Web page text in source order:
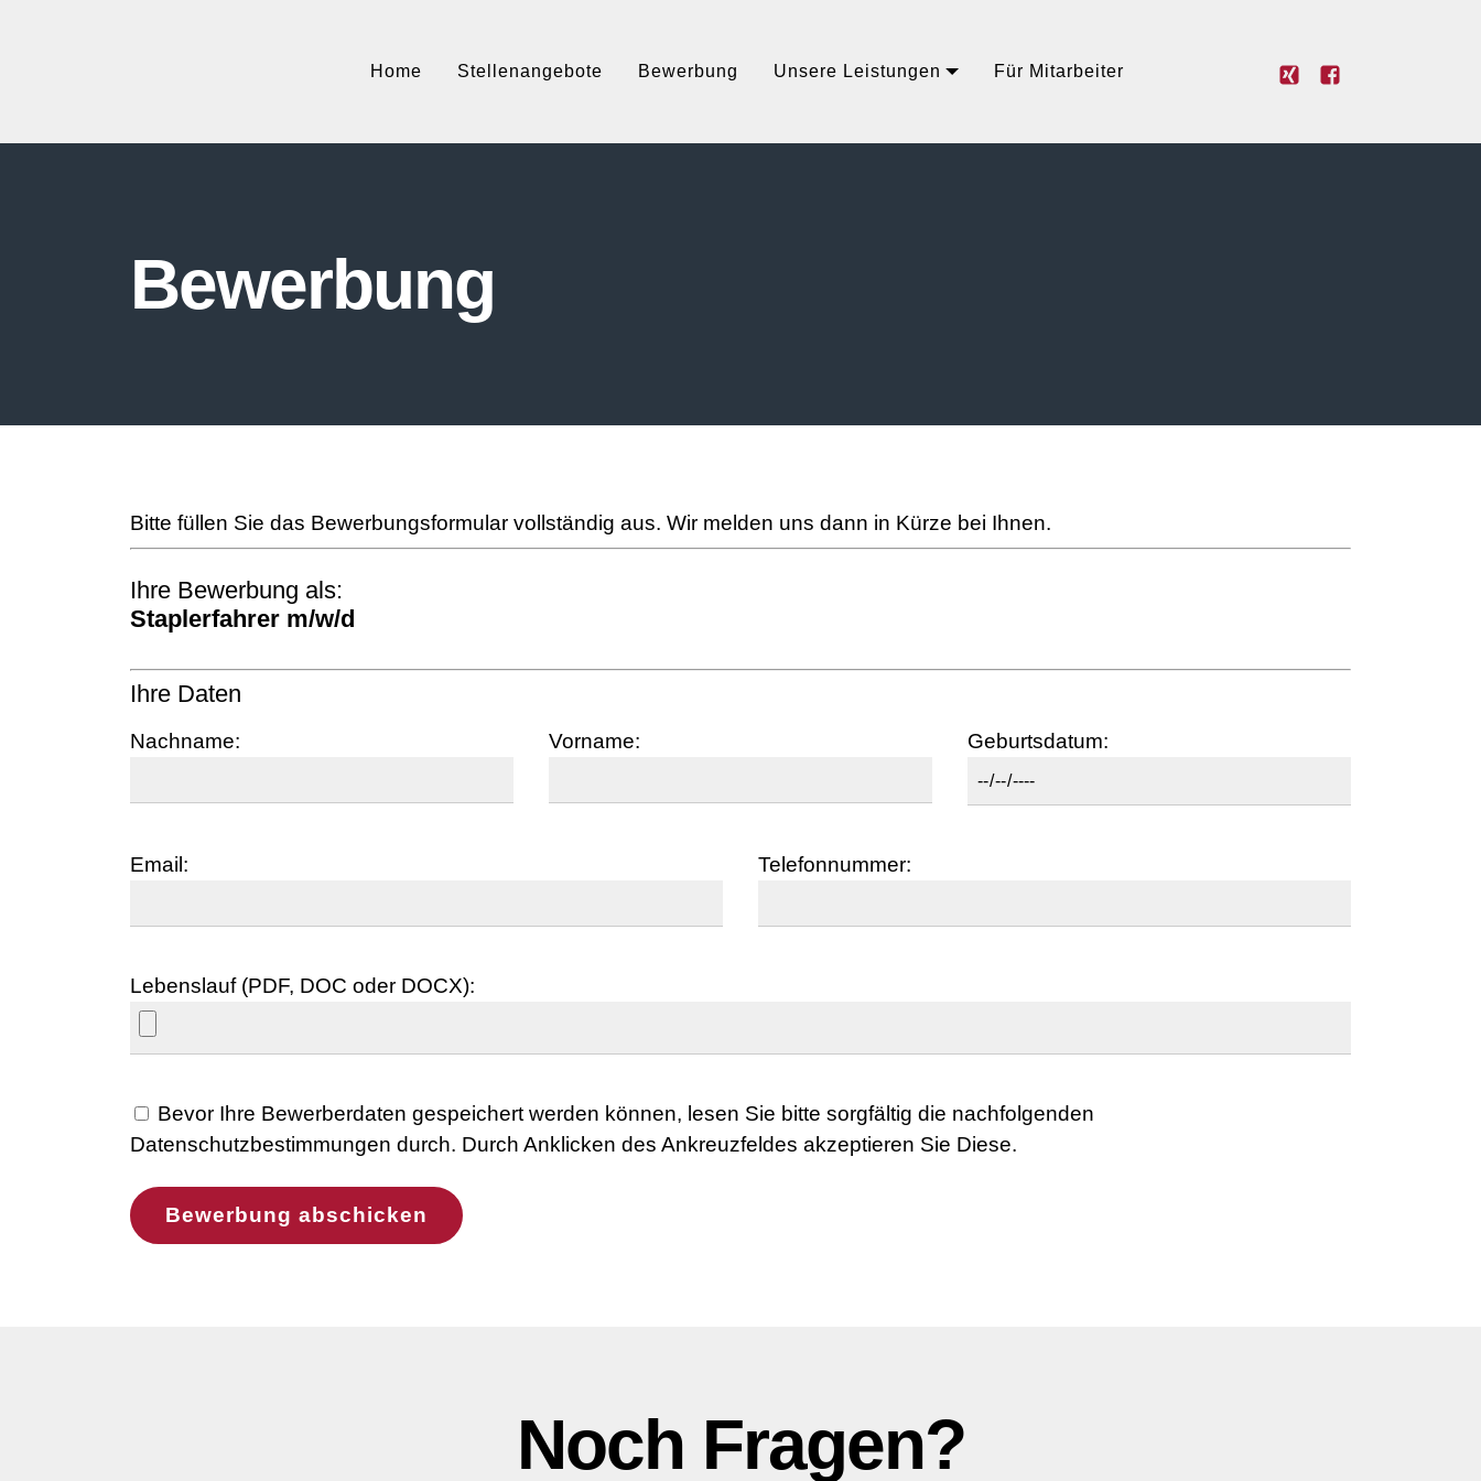
Home Stellenangebote Bewerbung Unsere Leistungen Für Mitarbeiter
Bewerbung
Bitte füllen Sie das Bewerbungsformular vollständig aus. Wir melden uns dann in Kürze bei Ihnen.
Ihre Bewerbung als:
Staplerfahrer m/w/d
Ihre Daten
Nachname: Vorname: Geburtsdatum:
Email: Telefonnummer:
Lebenslauf (PDF, DOC oder DOCX):
Bevor Ihre Bewerberdaten gespeichert werden können, lesen Sie bitte sorgfältig die nachfolgenden
Datenschutzbestimmungen durch. Durch Anklicken des Ankreuzfeldes akzeptieren Sie Diese.
Bewerbung abschicken
Noch Fragen?